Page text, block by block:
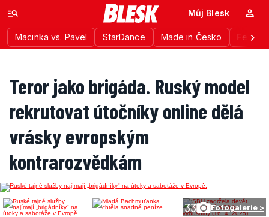
Macinka vs. Pavel StarDance Made in Česko
Můj Blesk
Teror jako brigáda. Ruský model
rekrutovat útočníky online dělá
vrásky evropským
kontrarozvědkám
33 Fotogalerie >